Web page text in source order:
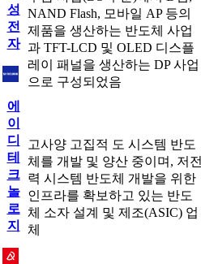
성
전
자
NAND Flash, 모바일 AP 등의
제품을 생산하는 반도체 사업
과 TFT-LCD 및 OLED 디스플
레이 패널을 생산하는 DP 사업
으로 구성되었음
에
이
디
테
크
놀
로
지
고사양 고집적 도 시스템 반도
체를 개발 및 양산 중이며, 저전
력 시스템 반도체 개발을 위한
인프라를 확보하고 있는 반도
체 소자 설계 및 제조(ASIC) 업
체